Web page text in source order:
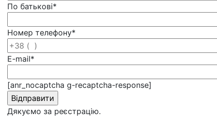
По батькові*
Номер телефону*
E-mail*
[anr_nocaptcha g-recaptcha-response]
Дякуємо за реєстрацію.